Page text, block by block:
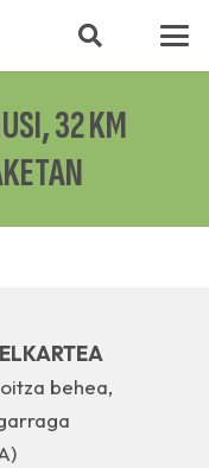
32 KM
behea,